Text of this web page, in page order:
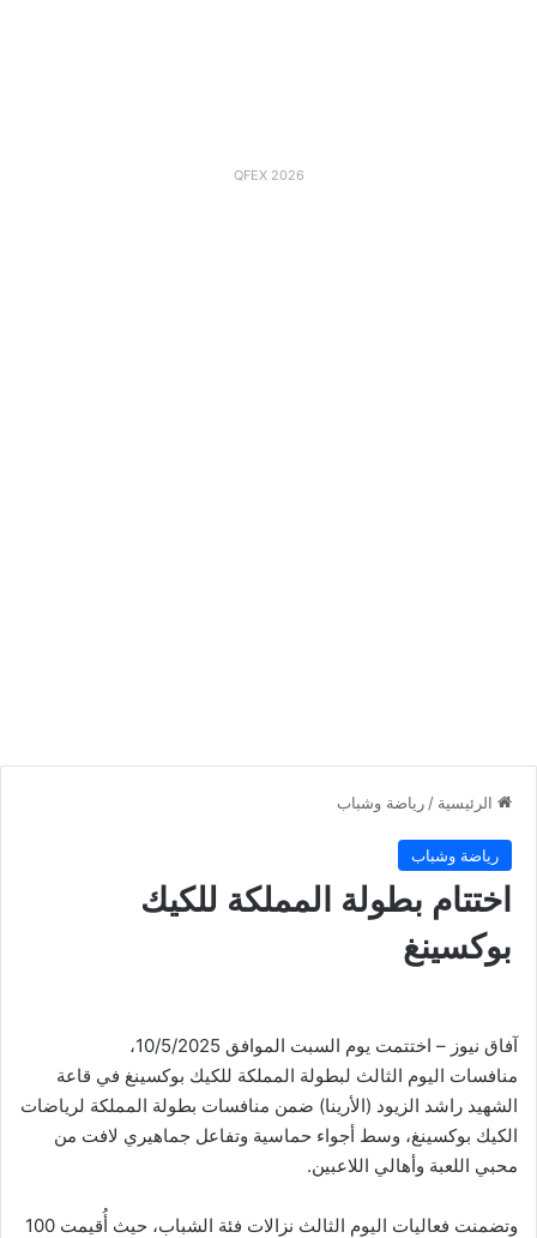
QFEX 2026
الرئيسية / رياضة وشباب
رياضة وشباب
اختتام بطولة المملكة للكيك
بوكسينغ
آفاق نيوز – اختتمت يوم السبت الموافق 10/5/2025،
منافسات اليوم الثالث لبطولة المملكة للكيك بوكسينغ في قاعة
الشهيد راشد الزيود (الأرينا) ضمن منافسات بطولة المملكة لرياضات
الكيك بوكسينغ، وسط أجواء حماسية وتفاعل جماهيري لافت من
محبي اللعبة وأهالي اللاعبين.
وتضمنت فعاليات اليوم الثالث نزالات فئة الشباب، حيث أُقيمت 100